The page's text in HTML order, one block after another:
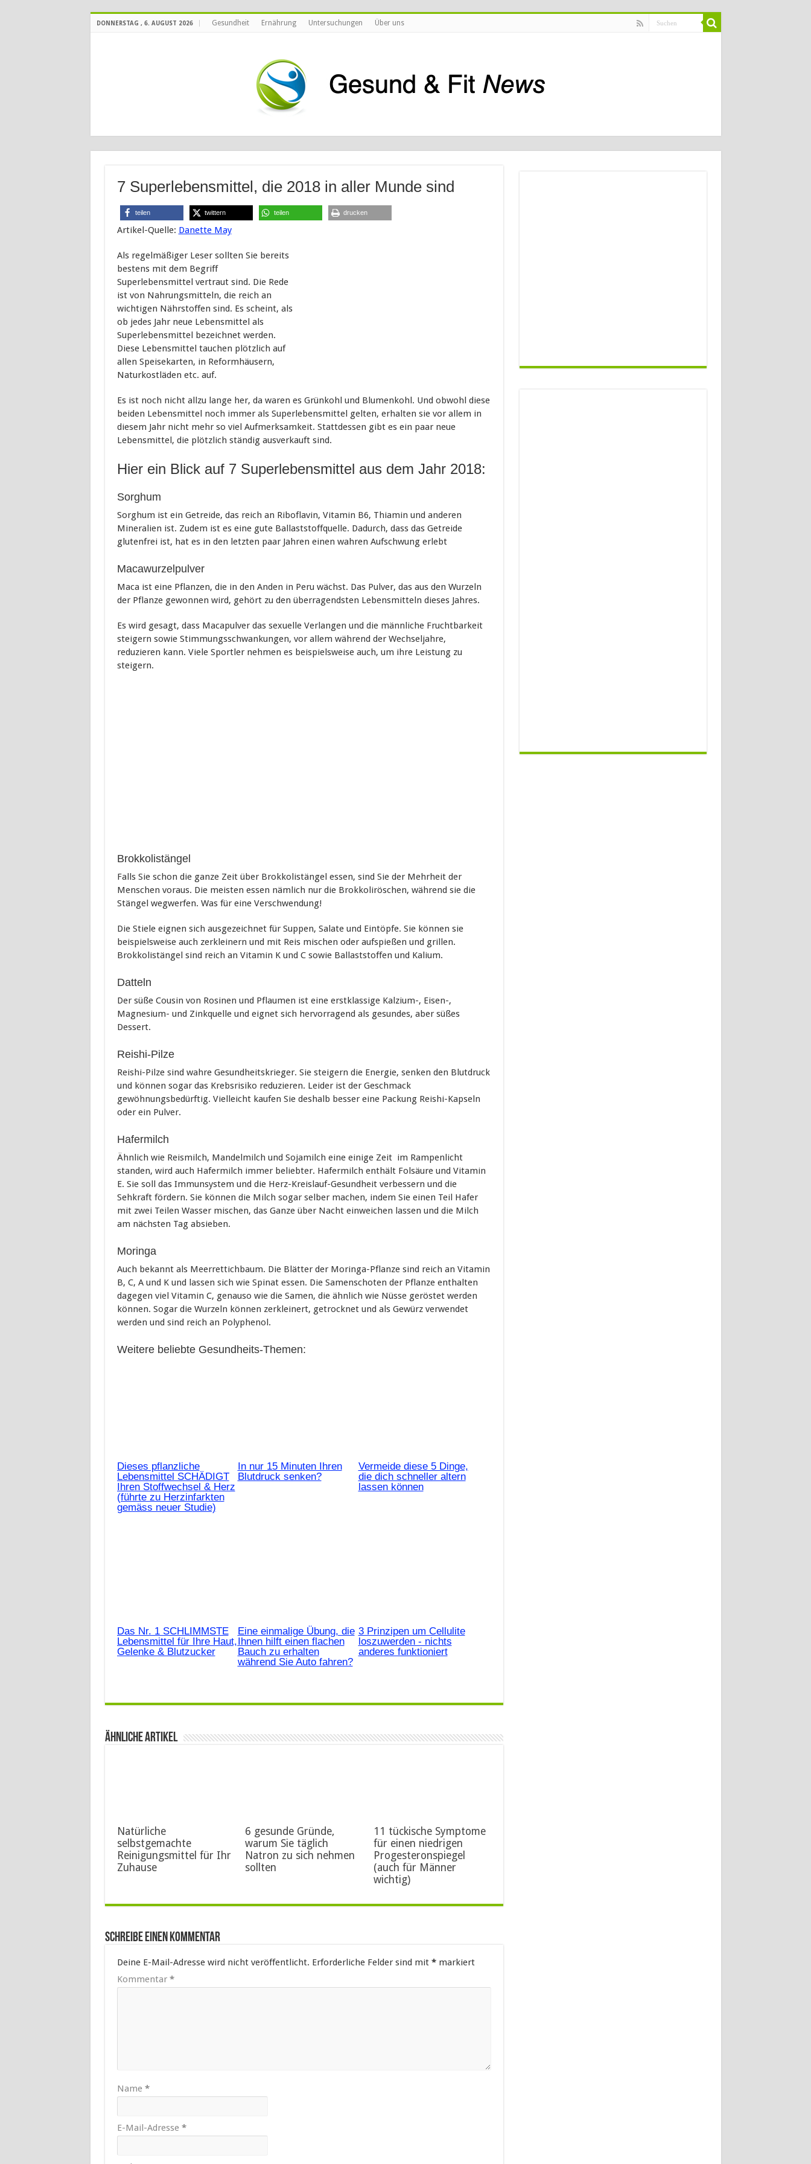
DONNERSTAG , 6. AUGUST 2026 Gesundheit Ernährung Untersuchungen Über uns
7 Superlebensmittel, die 2018 in aller Munde sind
teilen twittern teilen drucken
Artikel-Quelle: Danette May
Als regelmäßiger Leser sollten Sie bereits
bestens mit dem Begriff
Superlebensmittel vertraut sind. Die Rede
ist von Nahrungsmitteln, die reich an
wichtigen Nährstoffen sind. Es scheint, als
ob jedes Jahr neue Lebensmittel als
Superlebensmittel bezeichnet werden.
Diese Lebensmittel tauchen plötzlich auf
allen Speisekarten, in Reformhäusern,
Naturkostläden etc. auf.
Es ist noch nicht allzu lange her, da waren es Grünkohl und Blumenkohl. Und obwohl diese
beiden Lebensmittel noch immer als Superlebensmittel gelten, erhalten sie vor allem in
diesem Jahr nicht mehr so viel Aufmerksamkeit. Stattdessen gibt es ein paar neue
Lebensmittel, die plötzlich ständig ausverkauft sind.
Hier ein Blick auf 7 Superlebensmittel aus dem Jahr 2018:
Sorghum
Sorghum ist ein Getreide, das reich an Riboflavin, Vitamin B6, Thiamin und anderen
Mineralien ist. Zudem ist es eine gute Ballaststoffquelle. Dadurch, dass das Getreide
glutenfrei ist, hat es in den letzten paar Jahren einen wahren Aufschwung erlebt
Macawurzelpulver
Maca ist eine Pflanzen, die in den Anden in Peru wächst. Das Pulver, das aus den Wurzeln
der Pflanze gewonnen wird, gehört zu den überragendsten Lebensmitteln dieses Jahres.
Es wird gesagt, dass Macapulver das sexuelle Verlangen und die männliche Fruchtbarkeit
steigern sowie Stimmungsschwankungen, vor allem während der Wechseljahre,
reduzieren kann. Viele Sportler nehmen es beispielsweise auch, um ihre Leistung zu
steigern.
Brokkolistängel
Falls Sie schon die ganze Zeit über Brokkolistängel essen, sind Sie der Mehrheit der
Menschen voraus. Die meisten essen nämlich nur die Brokkoliröschen, während sie die
Stängel wegwerfen. Was für eine Verschwendung!
Die Stiele eignen sich ausgezeichnet für Suppen, Salate und Eintöpfe. Sie können sie
beispielsweise auch zerkleinern und mit Reis mischen oder aufspießen und grillen.
Brokkolistängel sind reich an Vitamin K und C sowie Ballaststoffen und Kalium.
Datteln
Der süße Cousin von Rosinen und Pflaumen ist eine erstklassige Kalzium-, Eisen-,
Magnesium- und Zinkquelle und eignet sich hervorragend als gesundes, aber süßes
Dessert.
Reishi-Pilze
Reishi-Pilze sind wahre Gesundheitskrieger. Sie steigern die Energie, senken den Blutdruck
und können sogar das Krebsrisiko reduzieren. Leider ist der Geschmack
gewöhnungsbedürftig. Vielleicht kaufen Sie deshalb besser eine Packung Reishi-Kapseln
oder ein Pulver.
Hafermilch
Ähnlich wie Reismilch, Mandelmilch und Sojamilch eine einige Zeit im Rampenlicht
standen, wird auch Hafermilch immer beliebter. Hafermilch enthält Folsäure und Vitamin
E. Sie soll das Immunsystem und die Herz-Kreislauf-Gesundheit verbessern und die
Sehkraft fördern. Sie können die Milch sogar selber machen, indem Sie einen Teil Hafer
mit zwei Teilen Wasser mischen, das Ganze über Nacht einweichen lassen und die Milch
am nächsten Tag absieben.
Moringa
Auch bekannt als Meerrettichbaum. Die Blätter der Moringa-Pflanze sind reich an Vitamin
B, C, A und K und lassen sich wie Spinat essen. Die Samenschoten der Pflanze enthalten
dagegen viel Vitamin C, genauso wie die Samen, die ähnlich wie Nüsse geröstet werden
können. Sogar die Wurzeln können zerkleinert, getrocknet und als Gewürz verwendet
werden und sind reich an Polyphenol.
Weitere beliebte Gesundheits-Themen:
Dieses pflanzliche
Lebensmittel SCHÄDIGT
Ihren Stoffwechsel & Herz
(führte zu Herzinfarkten
gemäss neuer Studie)
In nur 15 Minuten Ihren
Blutdruck senken?
Vermeide diese 5 Dinge,
die dich schneller altern
lassen können
Das Nr. 1 SCHLIMMSTE
Lebensmittel für Ihre Haut,
Gelenke & Blutzucker
Eine einmalige Übung, die
Ihnen hilft einen flachen
Bauch zu erhalten
während Sie Auto fahren?
3 Prinzipen um Cellulite
loszuwerden - nichts
anderes funktioniert
Ähnliche Artikel
Natürliche
selbstgemachte
Reinigungsmittel für Ihr
Zuhause
6 gesunde Gründe,
warum Sie täglich
Natron zu sich nehmen
sollten
11 tückische Symptome
für einen niedrigen
Progesteronspiegel
(auch für Männer
wichtig)
Schreibe einen Kommentar
Deine E-Mail-Adresse wird nicht veröffentlicht. Erforderliche Felder sind mit *markiert
Kommentar *
Name *
E-Mail-Adresse *